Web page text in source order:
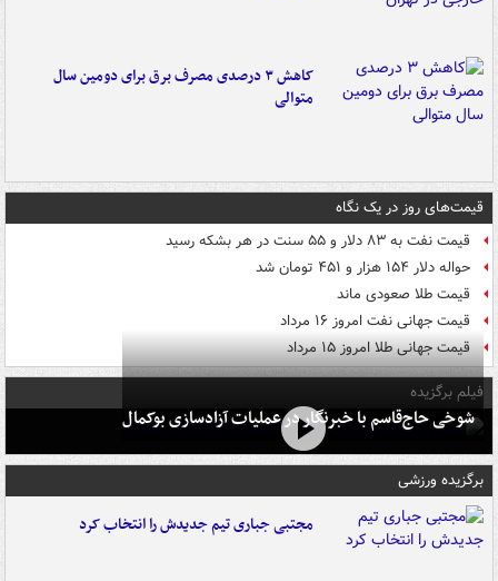
کاهش ۳ درصدی مصرف برق برای دومین سال
متوالی
قیمت‌های روز در یک نگاه
قیمت نفت به ۸۳ دلار و ۵۵ سنت در هر بشکه رسید
حواله دلار ۱۵۴ هزار و ۴۵۱ تومان شد
قیمت طلا صعودی ماند
قیمت جهانی نفت امروز ۱۶ مرداد
قیمت جهانی طلا امروز ۱۵ مرداد
فیلم برگزیده
شوخی حاج‌قاسم با خبرنگار در عملیات آزادسازی بوکمال
برگزیده ورزشی
مجتبی جباری تیم جدیدش را انتخاب کرد